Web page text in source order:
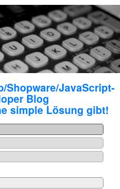
Shopware/JavaScript-
Blog
simple Lösung gibt!